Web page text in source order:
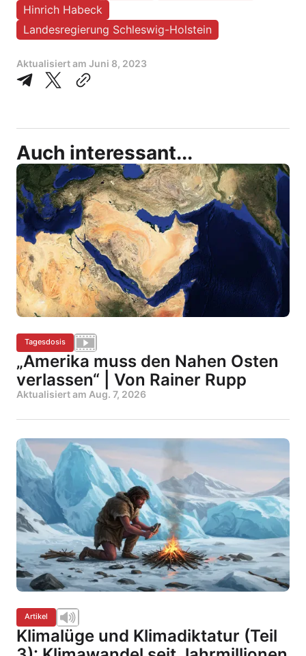
Hinrich Habeck
Landesregierung Schleswig-Holstein
Aktualisiert am Juni 8, 2023
Auch interessant...
Tagesdosis
„Amerika muss den Nahen Osten
verlassen“ | Von Rainer Rupp
Aktualisiert am Aug. 7, 2026
Artikel
Klimalüge und Klimadiktatur (Teil